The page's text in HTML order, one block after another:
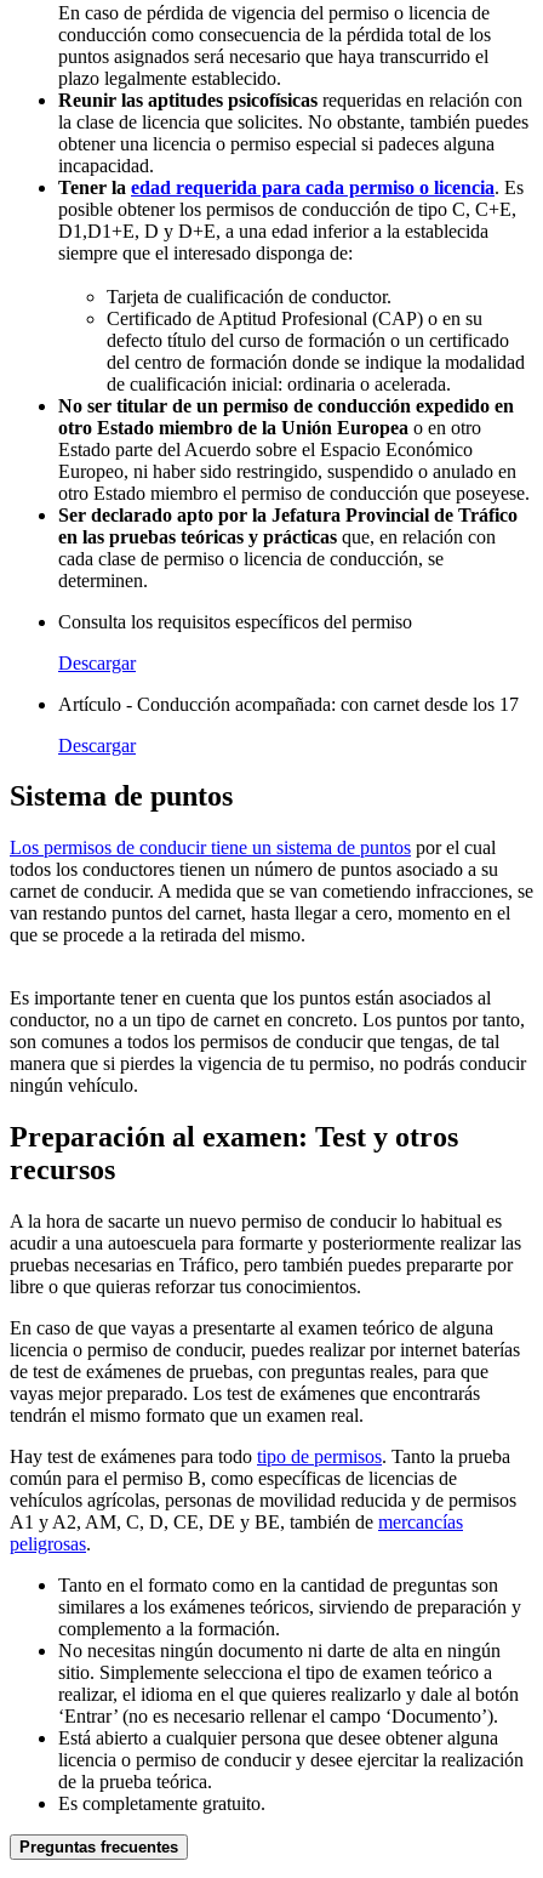
En caso de pérdida de vigencia del permiso o licencia de
conducción como consecuencia de la pérdida total de los
puntos asignados será necesario que haya transcurrido el
plazo legalmente establecido.
Reunir las aptitudes psicofísicas requeridas en relación con
la clase de licencia que solicites. No obstante, también puedes
obtener una licencia o permiso especial si padeces alguna
incapacidad.
Tener la edad requerida para cada permiso o licencia. Es
posible obtener los permisos de conducción de tipo C, C+E,
D1,D1+E, D y D+E, a una edad inferior a la establecida
siempre que el interesado disponga de:
Tarjeta de cualificación de conductor.
Certificado de Aptitud Profesional (CAP) o en su
defecto título del curso de formación o un certificado
del centro de formación donde se indique la modalidad
de cualificación inicial: ordinaria o acelerada.
No ser titular de un permiso de conducción expedido en
otro Estado miembro de la Unión Europea o en otro
Estado parte del Acuerdo sobre el Espacio Económico
Europeo, ni haber sido restringido, suspendido o anulado en
otro Estado miembro el permiso de conducción que poseyese.
Ser declarado apto por la Jefatura Provincial de Tráfico
en las pruebas teóricas y prácticas que, en relación con
cada clase de permiso o licencia de conducción, se
determinen.
Consulta los requisitos específicos del permiso
Descargar
Artículo - Conducción acompañada: con carnet desde los 17
Descargar
Sistema de puntos
Los permisos de conducir tiene un sistema de puntos por el cual
todos los conductores tienen un número de puntos asociado a su
carnet de conducir. A medida que se van cometiendo infracciones, se
van restando puntos del carnet, hasta llegar a cero, momento en el
que se procede a la retirada del mismo.
Es importante tener en cuenta que los puntos están asociados al
conductor, no a un tipo de carnet en concreto. Los puntos por tanto,
son comunes a todos los permisos de conducir que tengas, de tal
manera que si pierdes la vigencia de tu permiso, no podrás conducir
ningún vehículo.
Preparación al examen: Test y otros
recursos
A la hora de sacarte un nuevo permiso de conducir lo habitual es
acudir a una autoescuela para formarte y posteriormente realizar las
pruebas necesarias en Tráfico, pero también puedes prepararte por
libre o que quieras reforzar tus conocimientos.
En caso de que vayas a presentarte al examen teórico de alguna
licencia o permiso de conducir, puedes realizar por internet baterías
de test de exámenes de pruebas, con preguntas reales, para que
vayas mejor preparado. Los test de exámenes que encontrarás
tendrán el mismo formato que un examen real.
Hay test de exámenes para todo tipo de permisos. Tanto la prueba
común para el permiso B, como específicas de licencias de
vehículos agrícolas, personas de movilidad reducida y de permisos
A1 y A2, AM, C, D, CE, DE y BE, también de mercancías
peligrosas.
Tanto en el formato como en la cantidad de preguntas son
similares a los exámenes teóricos, sirviendo de preparación y
complemento a la formación.
No necesitas ningún documento ni darte de alta en ningún
sitio. Simplemente selecciona el tipo de examen teórico a
realizar, el idioma en el que quieres realizarlo y dale al botón
‘Entrar’ (no es necesario rellenar el campo ‘Documento’).
Está abierto a cualquier persona que desee obtener alguna
licencia o permiso de conducir y desee ejercitar la realización
de la prueba teórica.
Es completamente gratuito.
Preguntas frecuentes